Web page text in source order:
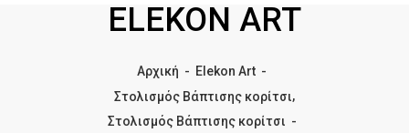
ELEKON ART
Αρχική - Elekon Art -
Στολισμός Βάπτισης κορίτσι,
Στολισμός Βάπτισης κορίτσι -